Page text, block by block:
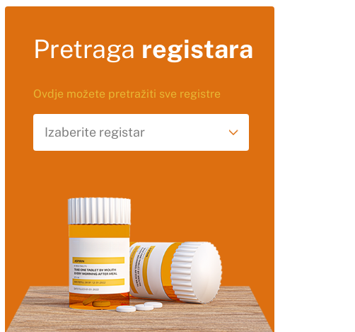
Pretraga registara
Ovdje možete pretražiti sve registre